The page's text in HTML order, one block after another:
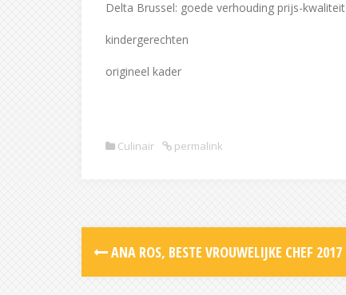
Delta Brussel: goede verhouding prijs-kwaliteit
kindergerechten
origineel kader
Culinair permalink
Post
navigation
ANA ROS, BESTE VROUWELIJKE CHEF 2017